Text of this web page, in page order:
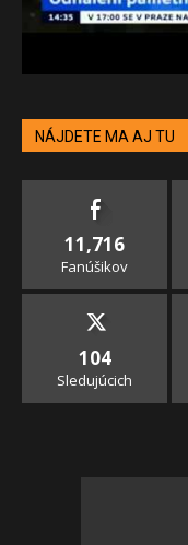
NÁJDETE MA AJ TU
11,716
Fanúšikov
104
Sledujúcich